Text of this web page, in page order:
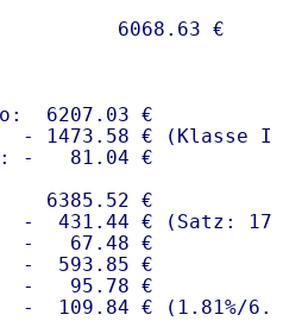
6207.03 €
1473.58 € (Klasse I)
-   81.04 €
6385.52 €
-  431.44 € (Satz:
-   67.48 €
-  593.85 €
-   95.78 €
-  109.84 € ( 1.81%/